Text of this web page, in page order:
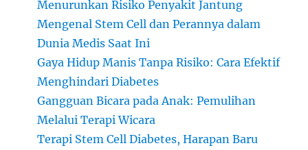
Menurunkan Risiko Penyakit Jantung
Mengenal Stem Cell dan Perannya dalam
Dunia Medis Saat Ini
Gaya Hidup Manis Tanpa Risiko: Cara Efektif
Menghindari Diabetes
Gangguan Bicara pada Anak: Pemulihan
Melalui Terapi Wicara
Terapi Stem Cell Diabetes, Harapan Baru